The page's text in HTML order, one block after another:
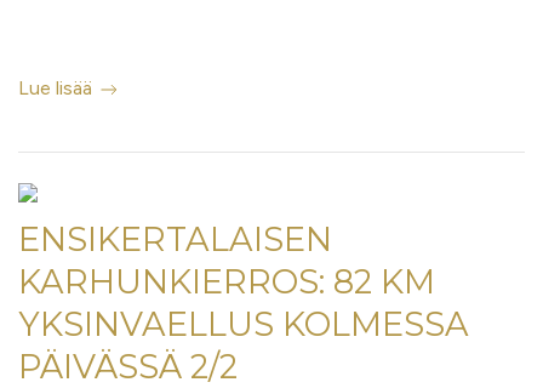
Lue lisää
ENSIKERTALAISEN
KARHUNKIERROS: 82 KM
YKSINVAELLUS KOLMESSA
PÄIVÄSSÄ 2/2